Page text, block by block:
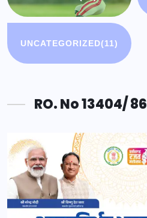
UNCATEGORIZED(11)
RO. No 13404/ 86